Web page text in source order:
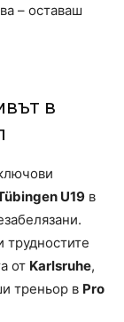
– оставаш
в
U19 в
от Karlsruhe,
треньор в Pro